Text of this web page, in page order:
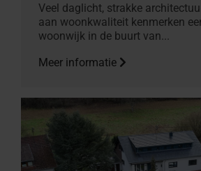
Veel daglicht, strakke
aan woonkwaliteit kenmerken
woonwijk in de buurt van...
Meer informatie